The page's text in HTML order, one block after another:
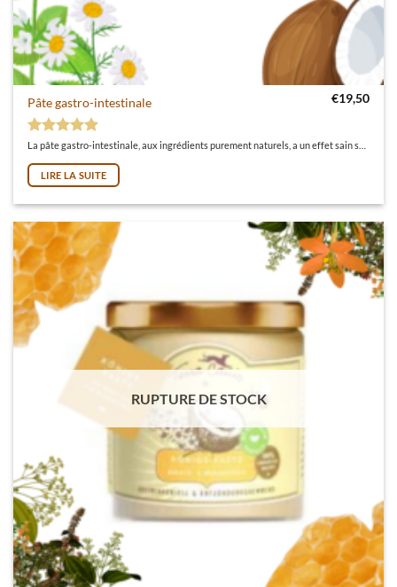
Pâte gastro-intestinale
Note5sur 5
€19,50
LIRE LA SUITE
RUPTURE DE STOCK